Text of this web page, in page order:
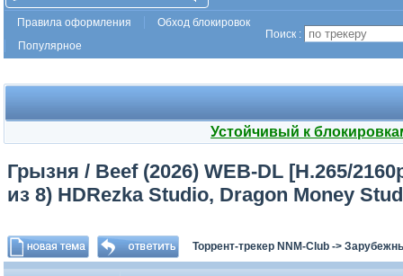
Правила оформления
Обход блокировок
Популярное
Поиск :
Устойчивый к
Грызня / Beef (2026) WEB-DL [H.265/
из 8) HDRezka Studio, Dragon Money
Торрент-трекер NNM-Club ->